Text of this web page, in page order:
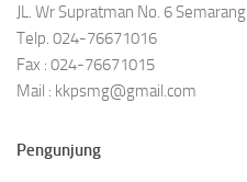
JL. Wr Supratman No. 6 Semarang
Telp. 024-76671016
Fax : 024-76671015
Mail : kkpsmg@gmail.com
Pengunjung